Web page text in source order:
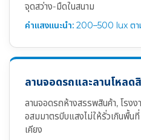
จุดสว่าง-มืดในสนาม
ค่าแสงแนะนำ: 200–500 lux ตา
ลานจอดรถและลานโหลด
ลานจอดรถห้างสรรพสินค้า, โรงง
อสมมาตรบีบแสงไม่ให้รั่วเกินพื้น
เคียง